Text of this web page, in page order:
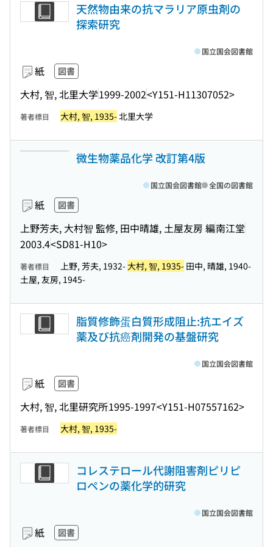
天然物由来の抗マラリア原虫剤の
探索研究
紙 図書
大村, 智, 北里大学1999-2002<Y151-H11307052>
国立国会図書館
著者標目 大村, 智, 1935-北里大学
微生物薬品化学 改訂第4版
紙 図書
上野芳夫, 大村智 監修, 田中晴雄, 土屋友房 編南江堂
2003.4<SD81-H10>
国立国会図書館 全国の図書館
著者標目 上野, 芳夫, 1932- 大村, 智, 1935- 田中, 晴雄, 1940-
土屋, 友房, 1945-
脂質修飾蛋白質形成阻止:抗エイズ
薬及び抗癌剤開発の基盤研究
紙 図書
大村, 智, 北里研究所1995-1997<Y151-H07557162>
国立国会図書館
著者標目 大村, 智, 1935-
コレステロール代謝阻害剤ピリピ
ロペンの薬化学的研究
紙 図書
国立国会図書館